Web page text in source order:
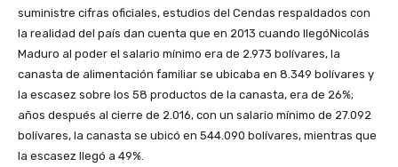
suministre cifras oficiales, estudios del Cendas respaldados con
la realidad del país dan cuenta que en 2013 cuando llegóNicolás
Maduro al poder el salario mínimo era de 2.973 bolívares, la
canasta de alimentación familiar se ubicaba en 8.349 bolívares y
la escasez sobre los 58 productos de la canasta, era de 26%;
años después al cierre de 2.016, con un salario mínimo de 27.092
bolívares, la canasta se ubicó en 544.090 bolívares, mientras que
la escasez llegó a 49%.